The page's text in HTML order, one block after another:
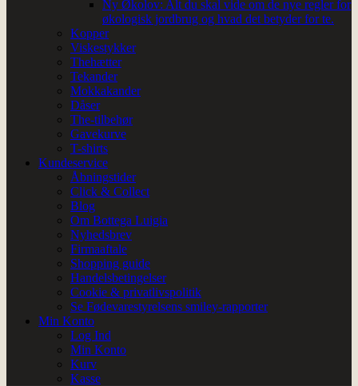
Ny Økolov: Alt du skal vide om de nye regler for
økologisk jordbrug og hvad det betyder for te.
Kopper
Viskestykker
Thehætter
Tekander
Mokkakander
Dåser
The-tilbehør
Gavekurve
T-shirts
Kundeservice
Åbningstider
Click & Collect
Blog
Om Bottega Luigia
Nyhedsbrev
Firmaaftale
Shopping guide
Handelsbetingelser
Cookie & privatlivspolitik
Se Fødevarestyrelsens smiley-rapporter
Min Konto
Log Ind
Min Konto
Kurv
Kasse